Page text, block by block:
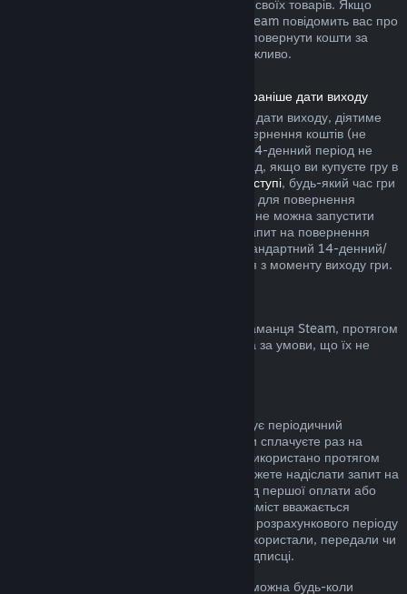
повернення коштів за ігрові предмети до своїх товарів. Якщо
розробники передбачили цю функцію, Steam повідомить вас про
це під час придбання. В інших випадках повернути кошти за
купівлю у грі сторонніх розробників неможливо.
Повернення коштів за продукти, куплені раніше дати виходу
Якщо ви купуєте продукт у Steam раніше дати виходу, діятиме
двогодинне обмеження часу гри для повернення коштів (не
поширюється на бета-тестування), але 14-денний період не
почнеться раніше дати виходу. Наприклад, якщо ви купуєте гру в
пріоритетному доступі, будь-який час гри
зарахується до двогодинного обмеження для повернення
коштів. Якщо ви завчасно купили гру, яку не можна запустити
раніше дати виходу, ви можете подати запит на повернення
коштів у будь-який час до її випуску, а стандартний 14-денний/
двогодинний період застосовуватиметься з моменту виходу гри.
Ви можете повернути кошти, додані до гаманця Steam, протягом
чотирнадцяти днів з моменту переказу та за умови, що їх не
До деяких сервісів і вмісту Steam пропонує періодичний
(помісячний, порічний) доступ, за який ви сплачуєте раз на
період. Якщо поновлювану підписку не використано протягом
поточного розрахункового періоду, ви можете надіслати запит на
повернення коштів упродовж 48 годин від першої оплати або
будь-якого автоматичного поновлення. Вміст вважається
використаним, якщо протягом поточного розрахункового періоду
ви грали в будь-які ігри з підписки або використали, передали чи
змінили будь-які привілеї або знижки у підписці.
Зауважте, що будь-яку активну підписку можна будь-коли